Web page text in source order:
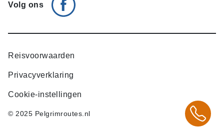
Volg ons
Reisvoorwaarden
Privacyverklaring
Cookie-instellingen
© 2025 Pelgrimroutes.nl